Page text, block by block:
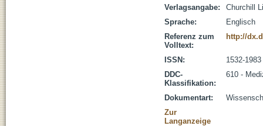
Verlagsangabe:
Churchill
Sprache:
Englisch
Referenz zum
Volltext:
http://
ISSN:
1532-1983
DDC-
Klassifikation:
610 -
Dokumentart:
Zur
Langanzeige